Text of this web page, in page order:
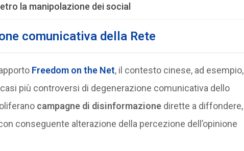
la manipolazione dei social
comunicativa della Rete
Freedom on the Net, il contesto cinese, ad esempio,
più controversi di degenerazione comunicativa dello
campagne di disinformazionedirette a diffondere,
conseguente alterazione della percezione dell’opinione